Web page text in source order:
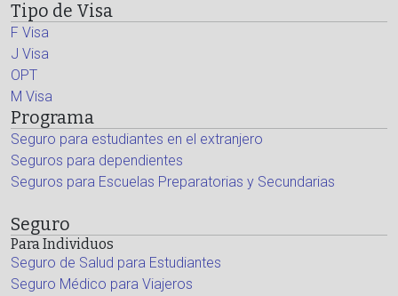
Tipo de Visa
F Visa
J Visa
OPT
M Visa
Programa
Seguro para estudiantes en el extranjero
Seguros para dependientes
Seguros para Escuelas Preparatorias y Secundarias
Seguro
Para Individuos
Seguro de Salud para Estudiantes
Seguro Médico para Viajeros